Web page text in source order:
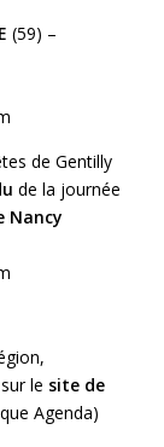
(59) –
de Gentilly
de la journée
Nancy
,
le site de
Agenda)